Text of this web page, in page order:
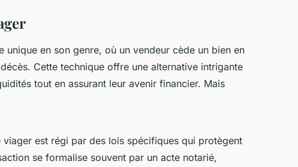
unique en son genre, où un vendeur cède un bien en
Cette technique offre une alternative intrigante
tout en assurant leur avenir financier. Mais
viager est régi par des lois spécifiques qui protègent
se formalise souvent par un acte notarié,